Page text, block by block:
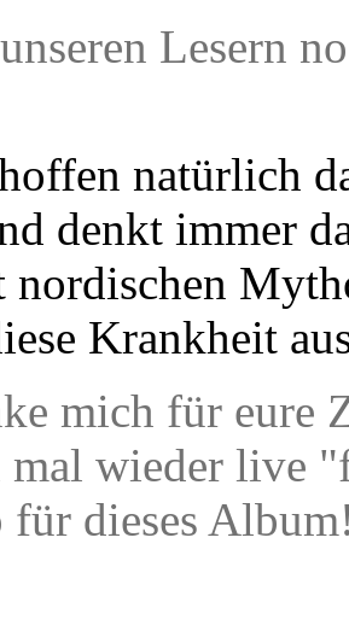
Lesern
natürlich
denkt immer
nordischen
Krankheit
mich für eure
mal wieder live
für dieses